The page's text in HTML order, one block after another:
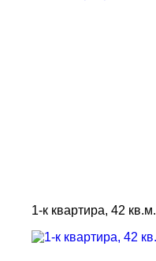
1-к квартира, 42 кв.м.